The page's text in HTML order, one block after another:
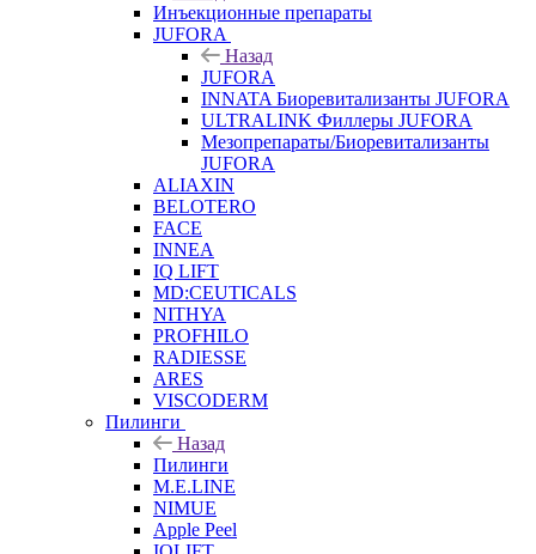
Инъекционные препараты
JUFORA
Назад
JUFORA
INNATA Биоревитализанты JUFORA
ULTRALINK Филлеры JUFORA
Мезопрепараты/Биоревитализанты
JUFORA
ALIAXIN
BELOTERO
FACE
INNEA
IQ LIFT
MD:CEUTICALS
NITHYA
PROFHILO
RADIESSE
ARES
VISCODERM
Пилинги
Назад
Пилинги
M.E.LINE
NIMUE
Apple Peel